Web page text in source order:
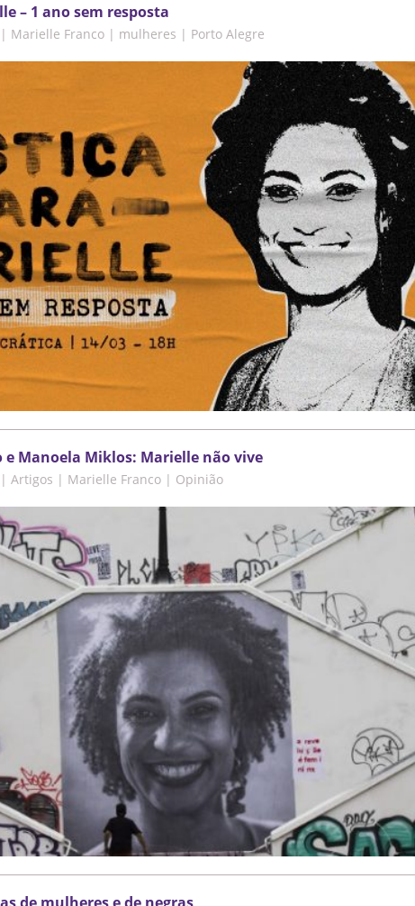
– 1 ano sem resposta
| Marielle Franco | mulheres | Porto Alegre
Manoela Miklos: Marielle não vive
| Artigos | Marielle Franco | Opinião